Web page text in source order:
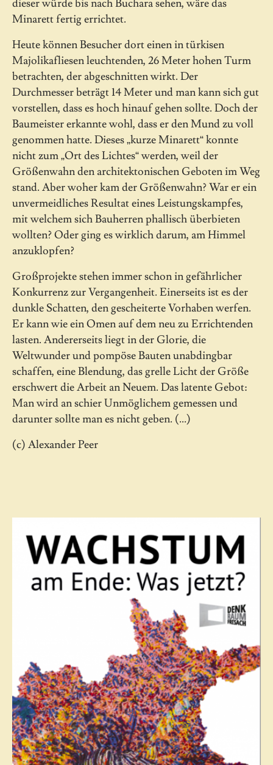
dieser würde bis nach Buchara sehen, wäre das
Minarett fertig errichtet.
Heute können Besucher dort einen in türkisen
Majolikafliesen leuchtenden, 26 Meter hohen Turm
betrachten, der abgeschnitten wirkt. Der
Durchmesser beträgt 14 Meter und man kann sich gut
vorstellen, dass es hoch hinauf gehen sollte. Doch der
Baumeister erkannte wohl, dass er den Mund zu voll
genommen hatte. Dieses „kurze Minarett“ konnte
nicht zum „Ort des Lichtes“ werden, weil der
Größenwahn den architektonischen Geboten im Weg
stand. Aber woher kam der Größenwahn? War er ein
unvermeidliches Resultat eines Leistungskampfes,
mit welchem sich Bauherren phallisch überbieten
wollten? Oder ging es wirklich darum, am Himmel
anzuklopfen?
Großprojekte stehen immer schon in gefährlicher
Konkurrenz zur Vergangenheit. Einerseits ist es der
dunkle Schatten, den gescheiterte Vorhaben werfen.
Er kann wie ein Omen auf dem neu zu Errichtenden
lasten. Andererseits liegt in der Glorie, die
Weltwunder und pompöse Bauten unabdingbar
schaffen, eine Blendung, das grelle Licht der Größe
erschwert die Arbeit an Neuem. Das latente Gebot:
Man wird an schier Unmöglichem gemessen und
darunter sollte man es nicht geben. (...)
(c) Alexander Peer